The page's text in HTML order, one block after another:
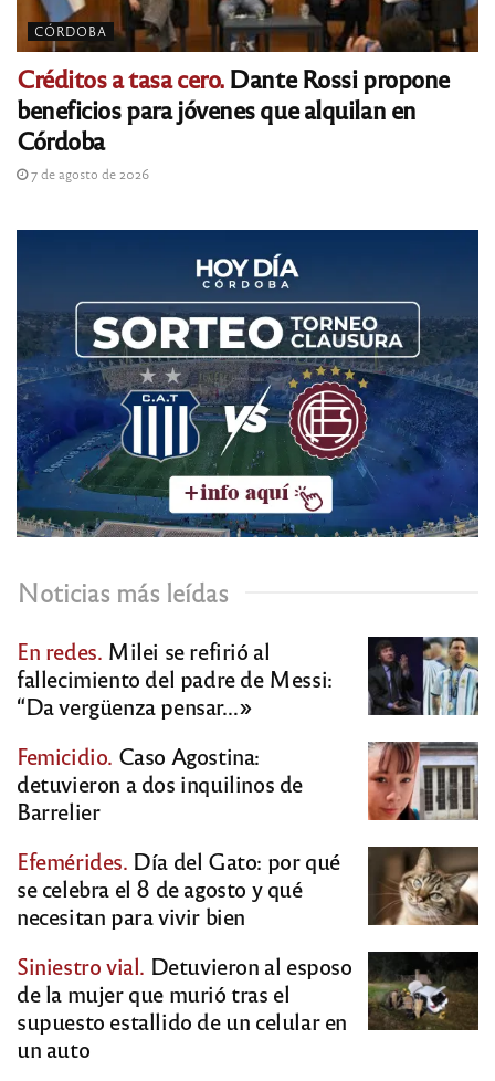
CÓRDOBA
Créditos a tasa cero.Dante Rossi propone
beneficios para jóvenes que alquilan en
Córdoba
7 de agosto de 2026
Noticias más leídas
En redes. Milei se refirió al
fallecimiento del padre de Messi:
“Da vergüenza pensar…»
Femicidio. Caso Agostina:
detuvieron a dos inquilinos de
Barrelier
Efemérides. Día del Gato: por qué
se celebra el 8 de agosto y qué
necesitan para vivir bien
Siniestro vial. Detuvieron al esposo
de la mujer que murió tras el
supuesto estallido de un celular en
un auto